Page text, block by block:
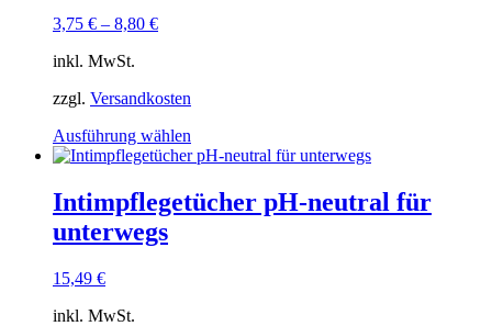
der
gewählt
werden
3,75 € – 8,80 €
inkl. MwSt.
zzgl. Versandkosten
Ausführung wählen
Produkt
mehrere
Varianten
Intimpflegetücher pH-neutral für
unterwegs
15,49 €
inkl. MwSt.